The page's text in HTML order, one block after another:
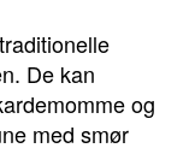
De kan
og
med smør